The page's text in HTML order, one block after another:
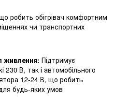
робить обігрівач комфортним
чи транспортних
живлення: Підтримує
230 В, так і автомобільного
12-24 В, що робить
будь-яких умов